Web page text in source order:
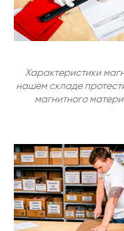
Характеристики
нашем складе
магнитного